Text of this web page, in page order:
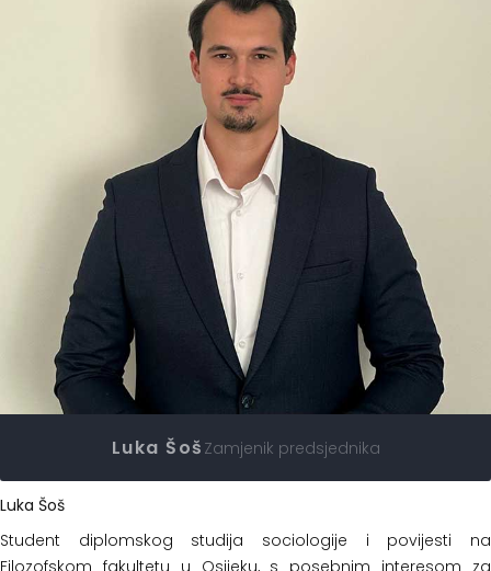
Luka Šoš Zamjenik predsjednika
Luka Šoš
Student diplomskog studija sociologije i povijesti na
Filozofskom fakultetu u Osijeku, s posebnim interesom za